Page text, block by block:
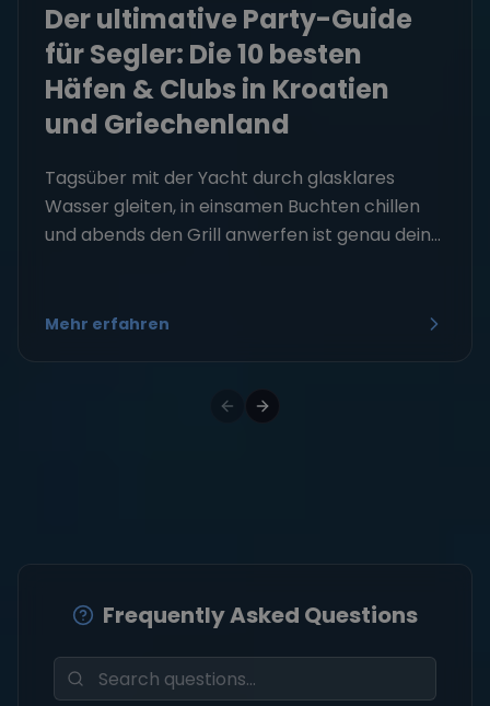
Der ultimative Party-Guide
für Segler: Die 10 besten
Häfen & Clubs in Kroatien
und Griechenland
Tagsüber mit der Yacht durch glasklares
Wasser gleiten, in einsamen Buchten chillen
und abends den Grill anwerfen ist genau dein...
Mehr erfahren
Frequently Asked Questions